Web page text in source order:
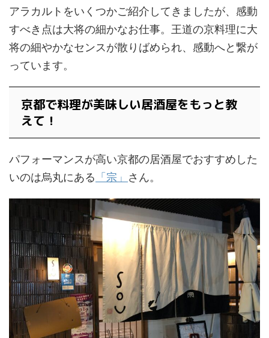
アラカルトをいくつかご紹介してきましたが、感動
すべき点は大将の細かなお仕事。王道の京料理に大
将の細やかなセンスが散りばめられ、感動へと繋が
っています。
京都で料理が美味しい居酒屋をもっと教
えて！
パフォーマンスが高い京都の居酒屋でおすすめした
いのは烏丸にある 「宗」 さん。